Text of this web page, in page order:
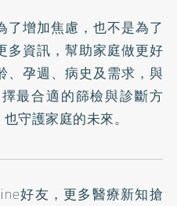
了增加焦慮，也不是為了
多資訊，幫助家庭做更好
、孕週、病史及需求，與
最合適的篩檢與診斷方
守護家庭的未來。
好友 ，更多醫療新知搶